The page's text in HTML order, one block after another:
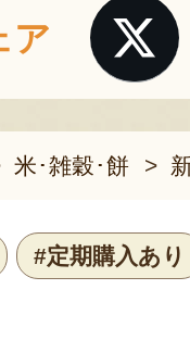
ア
米･雑穀･餅 >
#定期購入あり